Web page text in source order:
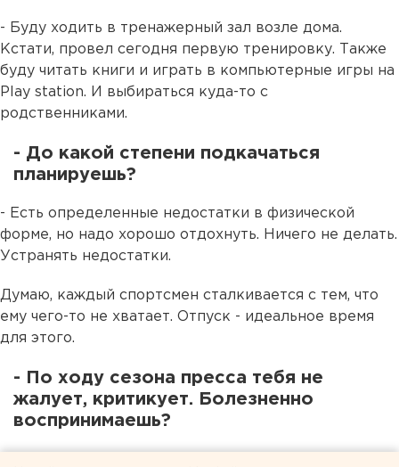
- Буду ходить в тренажерный зал возле дома.
Кстати, провел сегодня первую тренировку. Также
буду читать книги и играть в компьютерные игры на
Play station. И выбираться куда-то с
родственниками.
- До какой степени подкачаться
планируешь?
- Есть определенные недостатки в физической
форме, но надо хорошо отдохнуть. Ничего не делать.
Устранять недостатки.
Думаю, каждый спортсмен сталкивается с тем, что
ему чего-то не хватает. Отпуск - идеальное время
для этого.
- По ходу сезона пресса тебя не
жалует, критикует. Болезненно
воспринимаешь?